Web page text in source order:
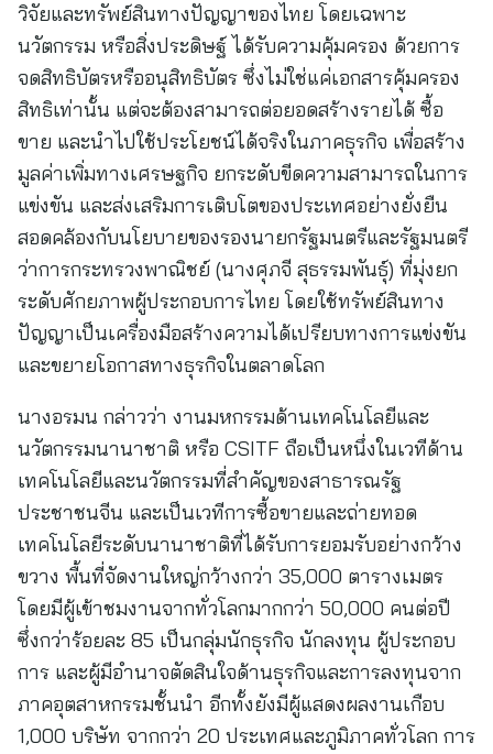
วิจัยและทรัพย์สินทางปัญญาของไทย โดยเฉพาะ
นวัตกรรม หรือสิ่งประดิษฐ์ ได้รับความคุ้มครอง ด้วยการ
จดสิทธิบัตรหรืออนุสิทธิบัตร ซึ่งไม่ใช่แค่เอกสารคุ้มครอง
สิทธิเท่านั้น แต่จะต้องสามารถต่อยอดสร้างรายได้ ซื้อ
ขาย และนำไปใช้ประโยชน์ได้จริงในภาคธุรกิจ เพื่อสร้าง
มูลค่าเพิ่มทางเศรษฐกิจ ยกระดับขีดความสามารถในการ
แข่งขัน และส่งเสริมการเติบโตของประเทศอย่างยั่งยืน
สอดคล้องกับนโยบายของรองนายกรัฐมนตรีและรัฐมนตรี
ว่าการกระทรวงพาณิชย์ (นางศุภจี สุธรรมพันธุ์) ที่มุ่งยก
ระดับศักยภาพผู้ประกอบการไทย โดยใช้ทรัพย์สินทาง
ปัญญาเป็นเครื่องมือสร้างความได้เปรียบทางการแข่งขัน
และขยายโอกาสทางธุรกิจในตลาดโลก
นางอรมน กล่าวว่า งานมหกรรมด้านเทคโนโลยีและ
นวัตกรรมนานาชาติ หรือ CSITF ถือเป็นหนึ่งในเวทีด้าน
เทคโนโลยีและนวัตกรรมที่สำคัญของสาธารณรัฐ
ประชาชนจีน และเป็นเวทีการซื้อขายและถ่ายทอด
เทคโนโลยีระดับนานาชาติที่ได้รับการยอมรับอย่างกว้าง
ขวาง พื้นที่จัดงานใหญ่กว้างกว่า 35,000 ตารางเมตร
โดยมีผู้เข้าชมงานจากทั่วโลกมากกว่า 50,000 คนต่อปี
ซึ่งกว่าร้อยละ 85 เป็นกลุ่มนักธุรกิจ นักลงทุน ผู้ประกอบ
การ และผู้มีอำนาจตัดสินใจด้านธุรกิจและการลงทุนจาก
ภาคอุตสาหกรรมชั้นนำ อีกทั้งยังมีผู้แสดงผลงานเกือบ
1,000 บริษัท จากกว่า 20 ประเทศและภูมิภาคทั่วโลก การ